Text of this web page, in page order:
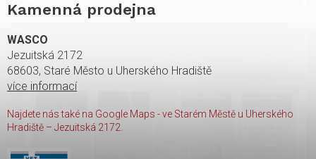
Kamenná prodejna
WASCO
Jezuitská 2172
68603, Staré Město u Uherského Hradiště
více informací
Najdete nás také na Google Maps - ve Starém Městě u Uherského
Hradiště – Jezuitská 2172.